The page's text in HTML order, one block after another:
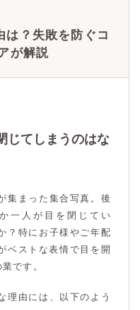
は？失敗を防ぐコ
が解説
じてしまうのはな
集まった集合写真。後
一人が目を閉じてい
？特にお子様やご年配
ベストな表情で目を開
です。
理由には、以下のよう